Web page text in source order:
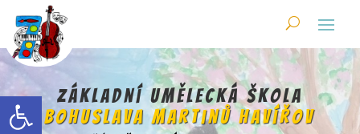
Open toolbar
content
Základní umělecká škola
Bohuslava Martinů Havířov